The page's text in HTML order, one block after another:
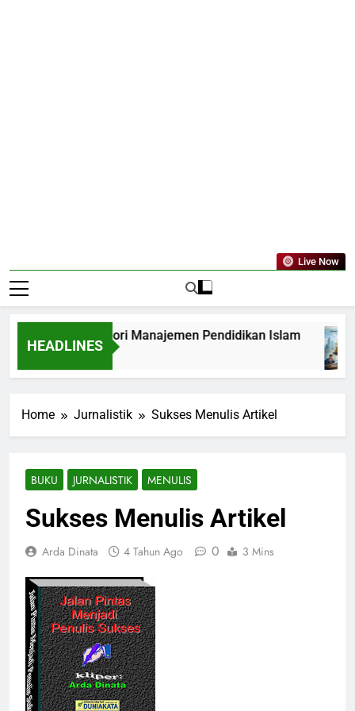
Live Now
HEADLINES
Model dan Teori Manajemen Pendidikan Islam
Home Jurnalistik Sukses Menulis Artikel
BUKU JURNALISTIK MENULIS
Sukses Menulis Artikel
Arda Dinata 4 Tahun Ago 0 3 Mins